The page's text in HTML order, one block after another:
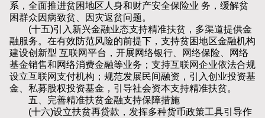
系，全面推进贫困地区人身和财产安全保险业 务，缓解贫
困群众因病致贫、因灾返贫问题。
(十五)引入新兴金融业态支持精准扶贫，多渠道提供金
融服务。在有效防范风险的前提下，支持贫困地区金融机构
建设创新型 互联网平台，开展网络银行、网络保险、网络
基金销售和网络消费金融等业务；支持互联网企业依法合规
设立互联网支付机构；规范发展民间融资，引入创业投资基
金、私募股权投资基金，引导社会资本支持精准扶贫。
五、完善精准扶贫金融支持保障措施
(十六)设立扶贫再贷款，发挥多种货币政策工具引导作